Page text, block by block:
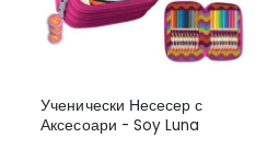
Ученически Несесер с
Аксесоари - Soy Luna